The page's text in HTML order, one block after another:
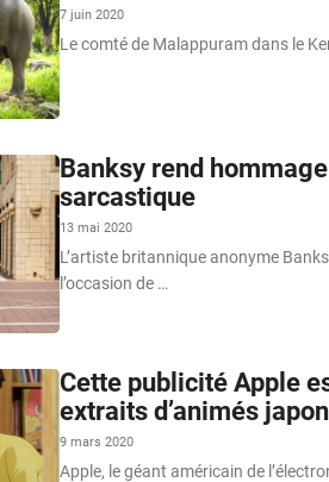
7 juin 2020
Le comté de Malappuram dans le
Banksy rend
sarcastique
13 mai 2020
L’artiste britannique anonyme
l’occasion de …
Cette publicité Apple
extraits d’animés
9 mars 2020
Apple, le géant américain de